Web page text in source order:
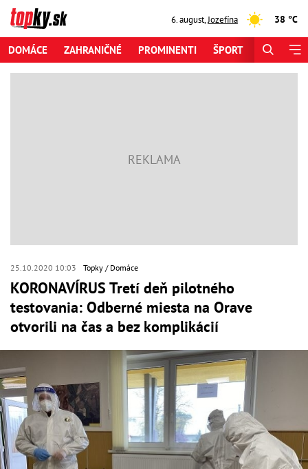
6. august,Jozefína 38 °C
DOMÁCE ZAHRANIČNÉ PROMINENTI ŠPORT
25.10.2020 10:03 Topky Domáce
KORONAVÍRUS Tretí deň pilotného
testovania: Odberné miesta na Orave
otvorili na čas a bez komplikácií